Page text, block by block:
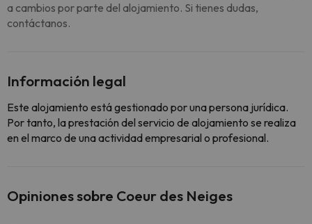
a cambios por parte del alojamiento. Si tienes dudas,
contáctanos.
Información legal
Este alojamiento está gestionado por una persona jurídica.
Por tanto, la prestación del servicio de alojamiento se realiza
en el marco de una actividad empresarial o profesional.
Opiniones sobre Coeur des Neiges